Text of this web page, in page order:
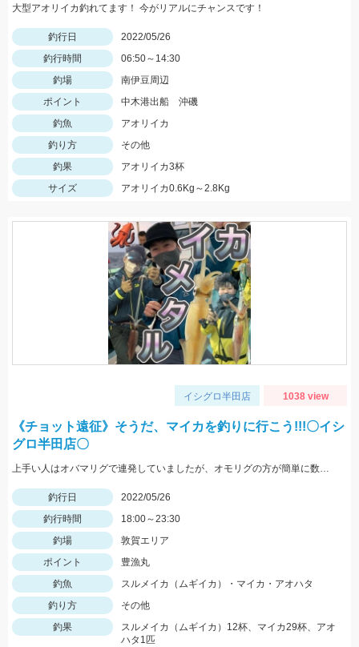
大型アオリイカ釣れてます！ 今がリアルにチャンスです！
釣行日
2022/05/26
釣行時間
06:50～14:30
釣場
南伊豆周辺
ポイント
中木港出船 沖磯
釣魚
アオリイカ
釣り方
その他
釣果
アオリイカ3杯
サイズ
アオリイカ0.6Kg～2.8Kg
イシグロ半田店 1038 view
《チョット遠征》そうだ、マイカを釣りに行こう!!!〇イシ
グロ半田店〇
上手い人はオバマリグで連発していましたが、オモリグの方が簡単に数を伸ばすことが出来ました!! オモリグ×スイスイドロッパーが大当たり!!
釣行日
2022/05/26
釣行時間
18:00～23:30
釣場
敦賀エリア
ポイント
豊漁丸
釣魚
スルメイカ（ムギイカ）・マイカ・アオハタ
釣り方
その他
釣果
スルメイカ（ムギイカ）12杯、マイカ29杯、アオ
ハタ1匹